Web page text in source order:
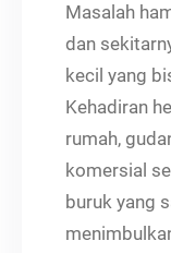
Masalah
dan
kecil yang
Kehadiran
rumah,
komersial
buruk yang